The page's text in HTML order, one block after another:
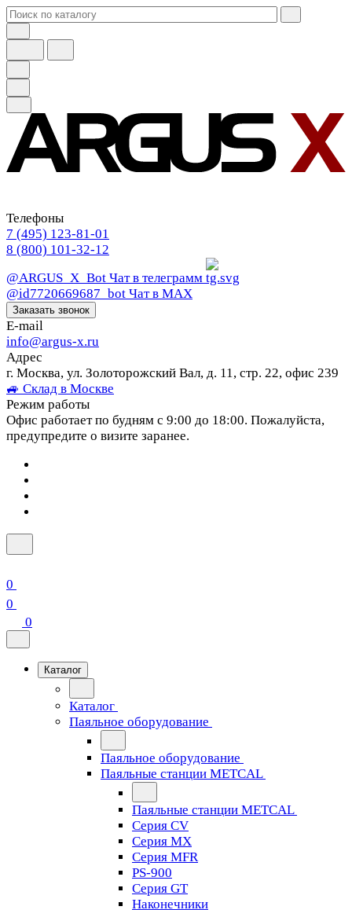
Телефоны
7 (495) 123-81-01
8 (800) 101-32-12
@ARGUS_X_Bot Чат в телеграмм
@id7720669687_bot Чат в МАХ
Заказать звонок
E-mail
info@argus-x.ru
Адрес
г. Москва, ул. Золоторожский Вал, д. 11, стр. 22, офис 239
🚙 Склад в Москве
Режим работы
Офис работает по будням с 9:00 до 18:00. Пожалуйста,
предупредите о визите заранее.
0
0
0
Каталог
Каталог
Паяльное оборудование
Паяльное оборудование
Паяльные станции METCAL
Паяльные станции METCAL
Серия CV
Серия MX
Серия MFR
PS-900
Серия GT
Наконечники